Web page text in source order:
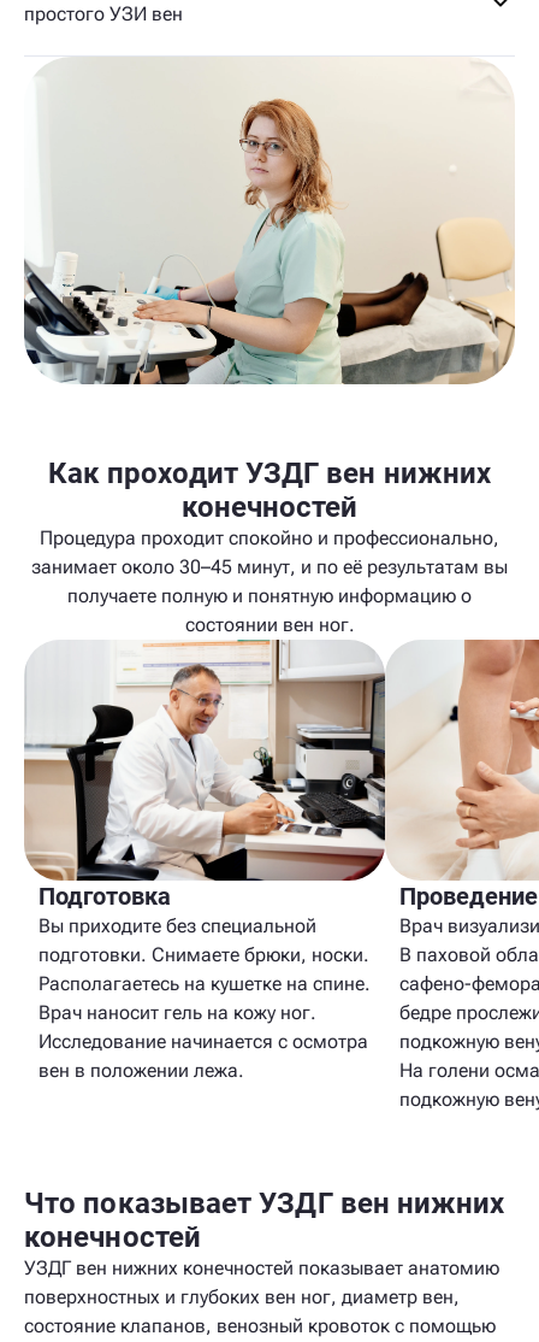
простого УЗИ вен
Как проходит УЗДГ вен нижних
конечностей
Процедура проходит спокойно и профессионально,
занимает около 30–45 минут, и по её результатам вы
получаете полную и понятную информацию о
состоянии вен ног.
Подготовка
Вы приходите без специальной
подготовки. Снимаете брюки, носки.
Располагаетесь на кушетке на спине.
Врач наносит гель на кожу ног.
Исследование начинается с осмотра
вен в положении лежа.
Врач
В паховой
сафено-
бедре
подкожную
На голени
подкожную
Что показывает УЗДГ вен нижних
конечностей
УЗДГ вен нижних конечностей показывает анатомию
поверхностных и глубоких вен ног, диаметр вен,
состояние клапанов, венозный кровоток с помощью